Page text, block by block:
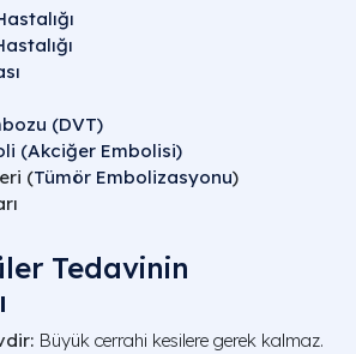
(DVT)
(Akciğer Embolisi)
(Tümör Embolizasyonu)
Tedavinin
Büyük cerrahi kesilere gerek kalmaz.